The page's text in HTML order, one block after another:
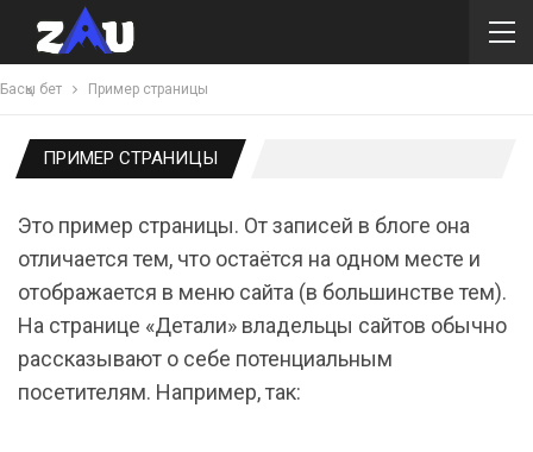
Басқы бет Пример страницы
ПРИМЕР СТРАНИЦЫ
Это пример страницы. От записей в блоге она
отличается тем, что остаётся на одном месте и
отображается в меню сайта (в большинстве тем).
На странице «Детали» владельцы сайтов обычно
рассказывают о себе потенциальным
посетителям. Например, так: